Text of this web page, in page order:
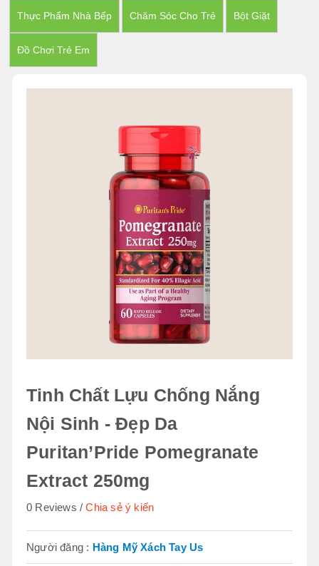
Thực Phẩm Nhà Bếp Chăm Sóc Cho Trẻ Bột Giặt
Đồ Chơi Trẻ Em
Tinh Chất Lựu Chống Nắng
Nội Sinh - Đẹp Da
Puritan’Pride Pomegranate
Extract 250mg
0 Reviews Chia sẻ ý kiến
Người đăng : Hàng Mỹ Xách Tay Us